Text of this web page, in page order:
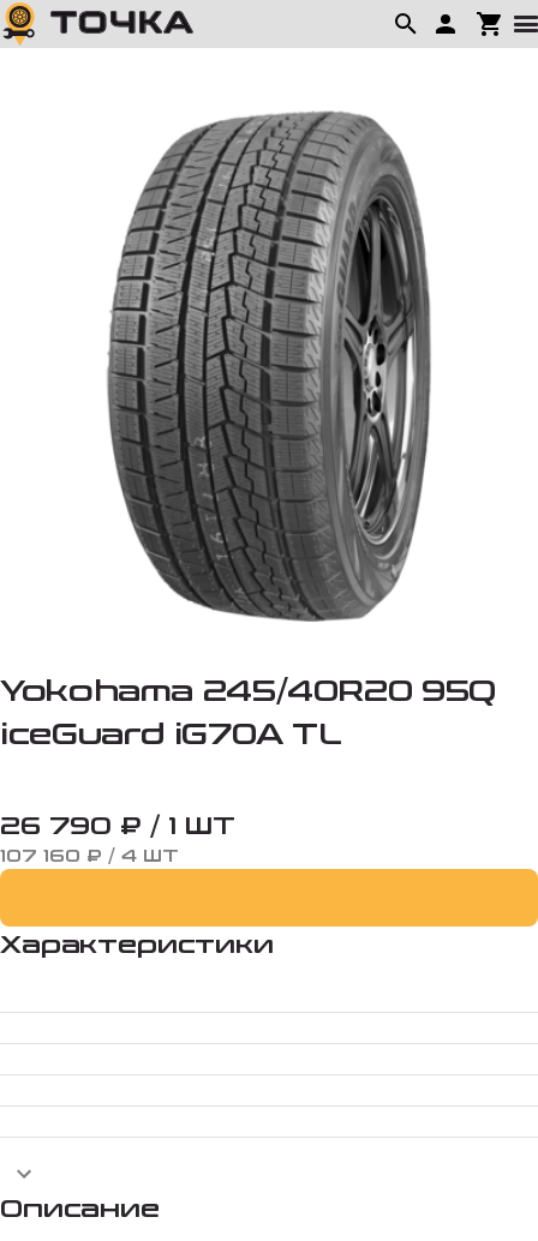
Yokohama 245/40R20 95Q
iceGuard iG70A TL
26 790 ₽ / 1 ШТ
107 160 ₽ / 4 ШТ
Характеристики
Описание